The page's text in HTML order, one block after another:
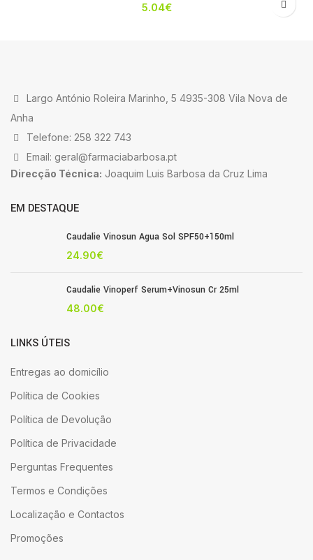
5.04€
Largo António Roleira Marinho, 5 4935-308 Vila Nova de
Anha
Telefone: 258 322 743
Email: geral@farmaciabarbosa.pt
Direcção Técnica: Joaquim Luis Barbosa da Cruz Lima
EM DESTAQUE
Caudalie Vinosun Agua Sol SPF50+150ml
24.90€
Caudalie Vinoperf Serum+Vinosun Cr 25ml
48.00€
LINKS ÚTEIS
Entregas ao domicílio
Política de Cookies
Política de Devolução
Política de Privacidade
Perguntas Frequentes
Termos e Condições
Localização e Contactos
Promoções